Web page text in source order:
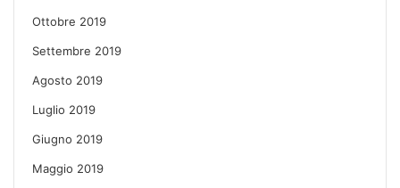
Ottobre 2019
Settembre 2019
Agosto 2019
Luglio 2019
Giugno 2019
Maggio 2019